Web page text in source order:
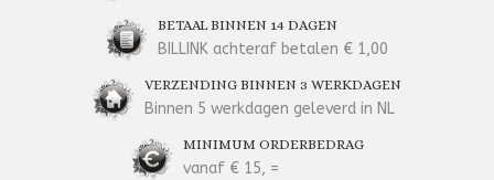
BETAAL BINNEN 14 DAGEN
BILLINK achteraf betalen € 1,00
VERZENDING BINNEN 3 WERKDAGEN
Binnen 5 werkdagen geleverd in NL
MINIMUM ORDERBEDRAG
vanaf € 15, =